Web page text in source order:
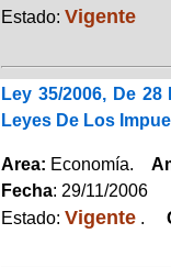
Estado: Vigente
Ley 35/2006, De
Leyes De Los
Area: Economía.
Fecha: 29/11/2006
Estado: Vigente.